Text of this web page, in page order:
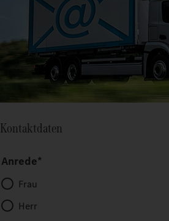
Kontaktdaten
Anrede*
Frau
Herr